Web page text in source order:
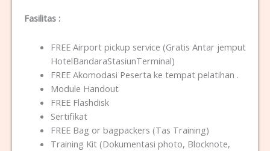
Fasilitas :
FREE Airport pickup service (Gratis Antar jemput
HotelBandaraStasiunTerminal)
FREE Akomodasi Peserta ke tempat pelatihan .
Module Handout
FREE Flashdisk
Sertifikat
FREE Bag or bagpackers (Tas Training)
Training Kit (Dokumentasi photo, Blocknote,